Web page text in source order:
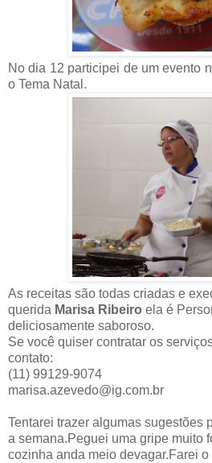
No dia 12 participei de um evento
o Tema Natal.
As receitas são todas criadas e
querida Marisa Ribeiro ela é
deliciosamente saboroso.
Se você quiser contratar os
contato:
(11) 99129-9074
marisa.azevedo@ig.com.br
Tentarei trazer algumas sugestões
a semana.Peguei uma gripe muito
cozinha anda meio devagar.Farei o